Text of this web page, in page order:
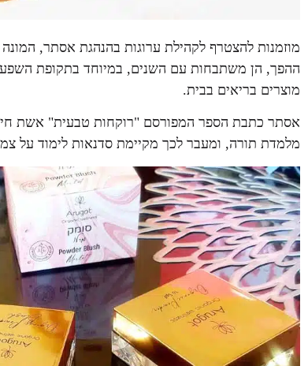
ההפך, הן משתבחות עם השנים, במיוחד בתקופת השפע.
מוצרים בריאים בבית.
אסתר כתבת הספר המפורסם "רוקחות טבעית" אשת
מלמדת תורה, ומעבר לכך מקיימת סדנאות לימוד על